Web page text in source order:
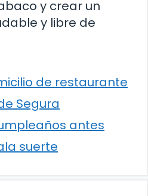
y crear un
y libre de
de restaurante
Segura
antes
suerte